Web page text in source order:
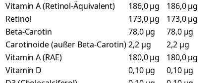
Vitamin A (Retinol-Äquivalent)
186,0 µg
186,0 µg
Retinol
173,0 µg
173,0 µg
Beta-Carotin
78,0 µg
78,0 µg
Carotinoide (außer Beta-Carotin)2,2 µg
2,2 µg
Vitamin A (RAE)
180,0 µg
180,0 µg
Vitamin D
0,10 µg
0,10 µg